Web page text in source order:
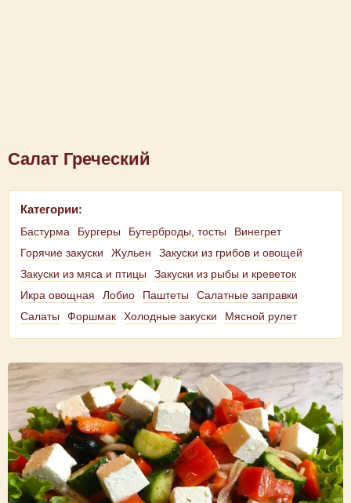
Салат Греческий
Категории:
Бастурма Бургеры Бутерброды, тосты
Винегрет
Горячие закуски
Жульен
Закуски из грибов и овощей
Закуски из мяса и птицы
Закуски из рыбы и креветок
Икра овощная
Лобио Паштеты
Салатные заправки
Салаты
Форшмак Холодные закуски Мясной рулет